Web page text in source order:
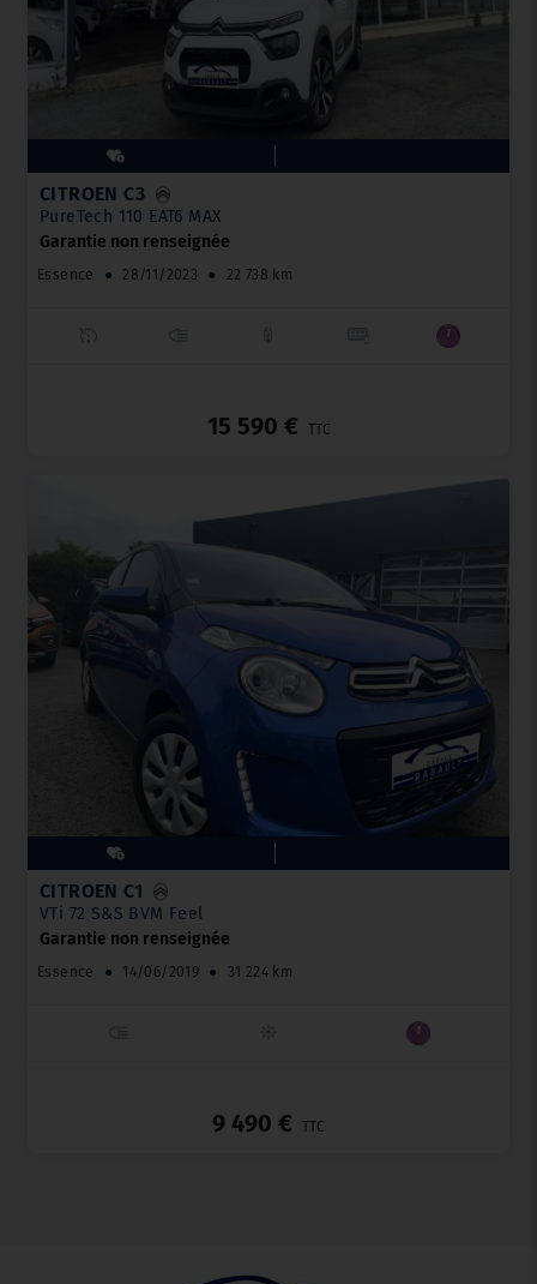
CITROËN C3
PureTech 110 EAT6 MAX
Garantie non renseignée
Essence ● 28/11/2023 ● 22 738 km
15 590 € TTC
CITROËN C1
VTi 72 S&S BVM Feel
Garantie non renseignée
Essence ● 14/06/2019 ● 31 224 km
9 490 € TTC